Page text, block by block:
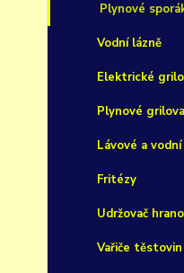
Plynové
Vodní lázně
Elektrické
Plynové
Lávové a
Fritézy
Udržovač
Vařiče těstovin